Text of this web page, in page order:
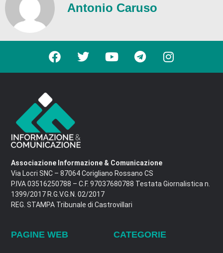
Antonio Caruso
Associazione Informazione & Comunicazione
Via Locri SNC – 87064 Corigliano Rossano CS
P.IVA 03516250788 – C.F. 97037680788 Testata Giornalistica n.
1399/2017 R.G.V.G.N. 02/2017
REG. STAMPA Tribunale di Castrovillari
PAGINE WEB CATEGORIE